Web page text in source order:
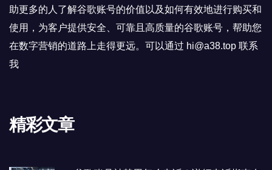
助更多的人了解谷歌账号的价值以及如何有效地进行购买和
使用，为客户提供安全、可靠且高质量的谷歌账号，帮助您
在数字营销的道路上走得更远。可以通过 hi@a38.top 联系
我
精彩文章